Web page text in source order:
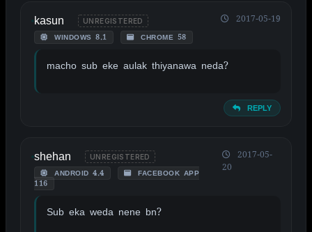
kasun UNREGISTERED
WINDOWS 8.1 CHROME 58
2017-05-19
macho sub eke aulak thiyanawa neda?
REPLY
shehan UNREGISTERED
ANDROID 4.4
FACEBOOK APP
116
2017-05-
20
Sub eka weda nene bn?